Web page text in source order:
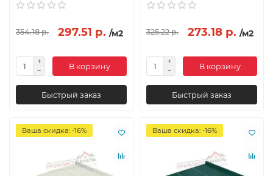
354.18 р. 297.51 р. /м2
В корзину
Быстрый заказ
325.22 р. 273.18 р. /м2
В корзину
Быстрый заказ
Ваша скидка: -16% Ваша скидка: -16%